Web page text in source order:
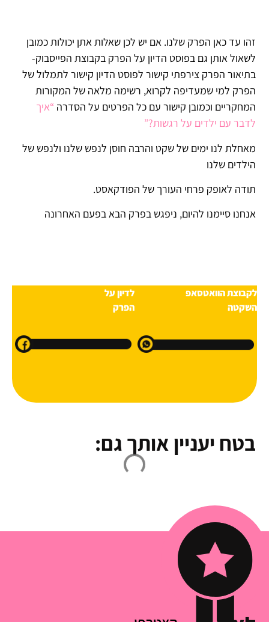
זהו עד כאן הפרק שלנו. אם יש לכן שאלות אתן יכולות כמובן
לשאול אותן גם בפוסט הדיון על הפרק בקבוצת הפייסבוק-
בתיאור הפרק צירפתי קישור לפוסט הדיון קישור לתמלול של
הפרק למי שמעדיפה לקרוא, רשימה מלאה של המקורות
המחקריים וכמובן קישור עם כל הפרטים על הסדרה “איך
לדבר עם ילדים על רגשות?”
מאחלת לנו ימים של שקט והרבה חוסן לנפש שלנו ולנפש של
הילדים שלנו
תודה לאופק פרחי העורך של הפודקאסט.
אנחנו סיימנו להיום, ניפגש בפרק הבא בפעם האחרונה
לדיון על
הפרק
לקבוצת הוואטסאפ
השקטה
בטח יעניין אותך גם: